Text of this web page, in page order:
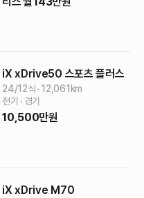
iX xDrive50 스포츠 플러스
24/12식 12,061 km
전기
경기
10,500만원
iX xDrive M70